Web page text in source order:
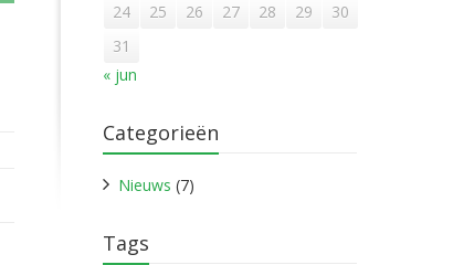
24
25 26 27 28 29
30
31
« jun
Categorieën
Nieuws (7)
Tags